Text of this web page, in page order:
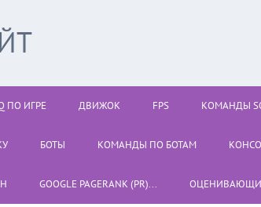
ПО ИГРЕ ДВИЖОК FPS КОМАНДЫ
БОТЫ КОМАНДЫ ПО БОТАМ
GOOGLE PAGERANK (PR)...